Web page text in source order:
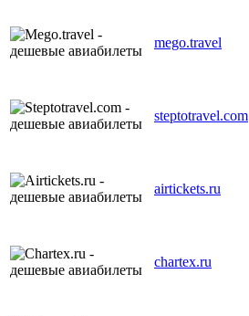
mego.travel
steptotravel.com
airtickets.ru
chartex.ru